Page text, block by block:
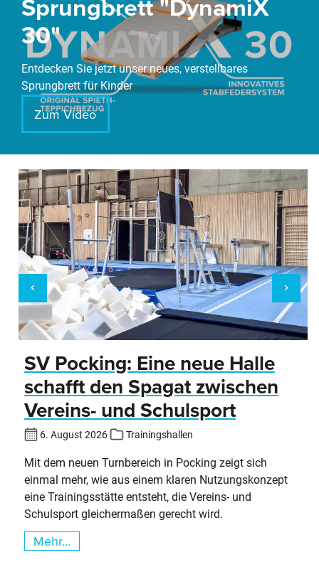
Sprungbrett "DynamiX
30"
Entdecken Sie jetzt unser neues, verstellbares
Sprungbrett für Kinder
Zum Video
SV Pocking: Eine neue Halle
schafft den Spagat zwischen
Vereins- und Schulsport
6. August 2026 Trainingshallen
Mit dem neuen Turnbereich in Pocking zeigt sich
einmal mehr, wie aus einem klaren Nutzungskonzept
eine Trainingsstätte entsteht, die Vereins- und
Schulsport gleichermaßen gerecht wird.
Mehr...